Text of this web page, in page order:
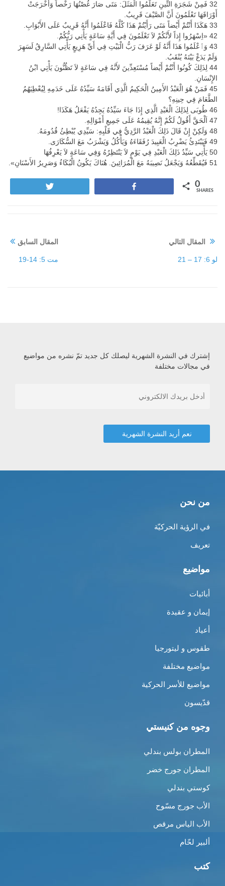
32 فَمِنْ شَجَرَةِ التِّينِ تَعَلَّمُوا الْمَثَلَ: مَتَى صَارَ غُصْنُهَا رَخْصاً وَأَخْرَجَتْ
أَوْرَاقَهَا تَعْلَمُونَ أَنَّ الصَّيْفَ قَرِيبٌ.
33 هَكَذَا أَنْتُمْ أَيْضاً مَتَى رَأَيْتُمْ هَذَا كُلَّهُ فَاعْلَمُوا أَنَّهُ قَرِيبٌ عَلَى الأَبْوَابِ.
42 «اِسْهَرُوا إِذاً لأَنَّكُمْ لاَ تَعْلَمُونَ فِي أَيَّةِ سَاعَةٍ يَأْتِي رَبُّكُمْ.
43 وَﭐعْلَمُوا هَذَا أَنَّهُ لَوْ عَرَفَ رَبُّ الْبَيْتِ فِي أَيِّ هَزِيعٍ يَأْتِي السَّارِقُ لَسَهِرَ
وَلَمْ يَدَعْ بَيْتَهُ يُنْقَبُ.
44 لِذَلِكَ كُونُوا أَنْتُمْ أَيْضاً مُسْتَعِدِّينَ لأَنَّهُ فِي سَاعَةٍ لاَ تَظُنُّونَ يَأْتِي ابْنُ
الإِنْسَانِ.
45 فَمَنْ هُوَ الْعَبْدُ الأَمِينُ الْحَكِيمُ الَّذِي أَقَامَهُ سَيِّدُهُ عَلَى خَدَمِهِ لِيُعْطِيَهُمُ
الطَّعَامَ فِي حِينِهِ؟
46 طُوبَى لِذَلِكَ الْعَبْدِ الَّذِي إِذَا جَاءَ سَيِّدُهُ يَجِدُهُ يَفْعَلُ هَكَذَا!
47 اَلْحَقَّ أَقُولُ لَكُمْ إِنَّهُ يُقِيمُهُ عَلَى جَمِيعِ أَمْوَالِهِ.
48 وَلَكِنْ إِنْ قَالَ ذَلِكَ الْعَبْدُ الرَّدِيُّ فِي قَلْبِهِ: سَيِّدِي يُبْطِئُ قُدُومَهُ.
49 فَيَبْتَدِئُ يَضْرِبُ الْعَبِيدَ رُفَقَاءَهُ وَيَأْكُلُ وَيَشْرَبُ مَعَ السُّكَارَى.
50 يَأْتِي سَيِّدُ ذَلِكَ الْعَبْدِ فِي يَوْمٍ لاَ يَنْتَظِرُهُ وَفِي سَاعَةٍ لاَ يَعْرِفُهَا
51 فَيُقَطِّعُهُ وَيَجْعَلُ نَصِيبَهُ مَعَ الْمُرَائِينَ. هُنَاكَ يَكُونُ الْبُكَاءُ وَصَرِيرُ الأَسْنَانِ».
0
SHARES
المقال السابق
مت 5: 14-19
المقال التالي
لو 6: 17 – 21
إشترك في النشرة الشهرية ليصلك كل جديد تمّ نشره من مواضيع
في مجالات مختلفة
من نحن
في الرؤية الحركيّة
تعريف
مواضيع
أبائيات
إيمان و عقيدة
أعياد
طقوس و ليتورجيا
مواضيع مختلفة
مواضيع للأسر الحركية
قدّيسون
وجوه من كنيستي
المطران بولس بندلي
المطران جورج خضر
كوستي بندلي
الأب جورج مسّوح
الأب الياس مرقص
ألبير لحّام
كتب